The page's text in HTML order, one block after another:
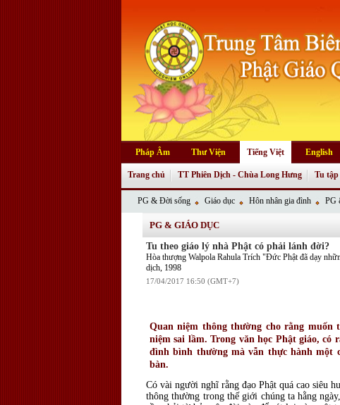
Pháp Âm Thư Viện Tiếng Việt English
Trang chủ TT Phiên Dịch - Chùa Long Hưng Tu tập
PG & Đời sống Giáo dục Hôn nhân gia đình PG
PG & GIÁO DỤC
Tu theo giáo lý nhà Phật có phải lánh đời?
Hòa thượng Walpola Rahula Trích "Đức Phật đã dạy
dịch, 1998
17/04/2017 16:50 (GMT+7)
Quan niệm thông thường cho rằng
niệm sai lầm. Trong văn học Phật giáo, có
đình bình thường mà vẫn thực hành một
bàn.
Có vài người nghĩ rằng đạo Phật quá cao siêu
thông thường trong thế giới chúng ta hằng